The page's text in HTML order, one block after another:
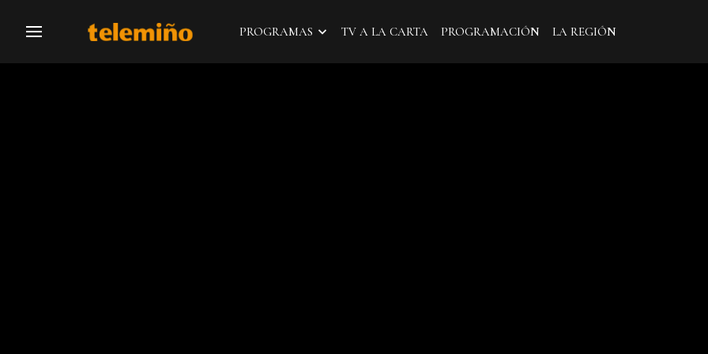
Navegación PROGRAMAS TV A LA CARTA PROGRAMACIÓN LA REGIÓN